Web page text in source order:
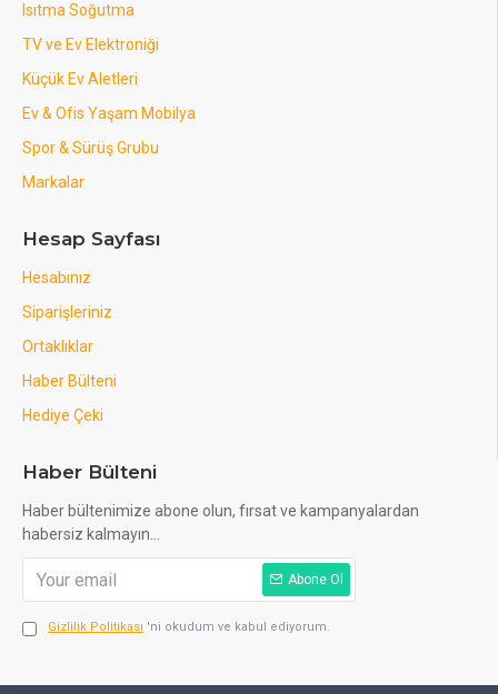
Isıtma Soğutma
TV ve Ev Elektroniği
Küçük Ev Aletleri
Ev & Ofis Yaşam Mobilya
Spor & Sürüş Grubu
Markalar
Hesap Sayfası
Hesabınız
Siparişleriniz
Ortaklıklar
Haber Bülteni
Hediye Çeki
Haber Bülteni
Haber bültenimize abone olun, fırsat ve kampanyalardan
habersiz kalmayın...
Abone Ol
Gizlilik Politikası 'ni okudum ve kabul ediyorum.